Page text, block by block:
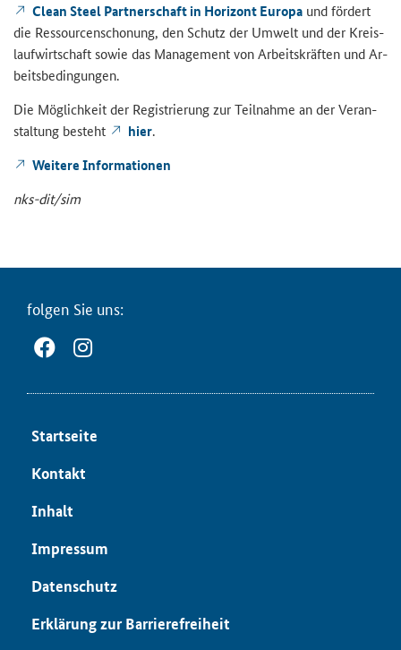
Clean Steel Partnerschaft in Horizont Europa und för­dert
die Res­sour­cen­scho­nung, den Schutz der Um­welt und der Kreis­
lauf­wirt­schaft sowie das Ma­nage­ment von Ar­beits­kräf­ten und Ar­
beits­be­din­gun­gen.
Die Mög­lich­keit der Re­gis­trie­rung zur Teil­nah­me an der Ver­an­
stal­tung be­steht
hier.
Wei­te­re In­for­ma­tio­nen
nks-​dit/sim
fol­gen Sie uns:
Start­sei­te
Kon­takt
In­halt
Im­pres­sum
Da­ten­schutz
Er­klä­rung zur Bar­rie­re­frei­heit